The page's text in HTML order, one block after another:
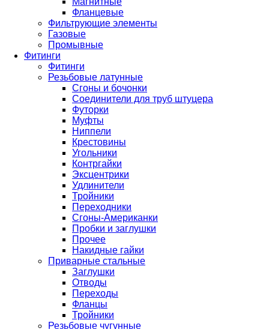
Фланцевые
Фильтрующие элементы
Газовые
Промывные
Фитинги
Фитинги
Резьбовые латунные
Сгоны и бочонки
Соединители для труб штуцера
Футорки
Муфты
Ниппели
Крестовины
Угольники
Контргайки
Эксцентрики
Удлинители
Тройники
Переходники
Сгоны-Американки
Пробки и заглушки
Прочее
Накидные гайки
Приварные стальные
Заглушки
Отводы
Переходы
Фланцы
Тройники
Резьбовые чугунные